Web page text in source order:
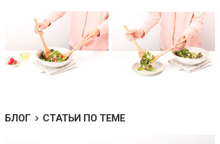
БЛОГ СТАТЬИ ПО ТЕМЕ